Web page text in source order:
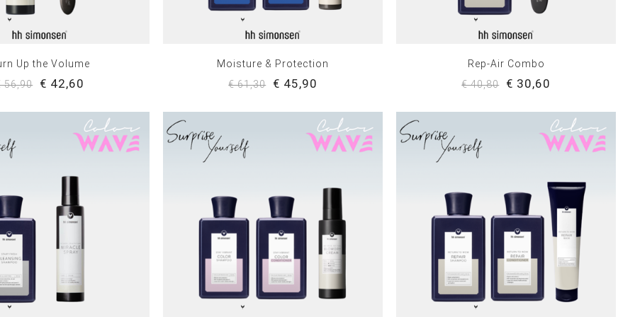
Up the Volume
56,90
€ 42,60
Moisture & Protection
€ 61,30
€ 45,90
Rep-Air Combo
€ 40,80
€ 30,60